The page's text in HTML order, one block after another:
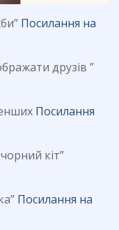
Посилання на
друзів ”
Посилання
кіт”
Посилання на